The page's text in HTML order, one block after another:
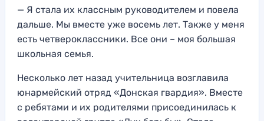
— Я стала их классным руководителем и повела
дальше. Мы вместе уже восемь лет. Также у меня
есть четвероклассники. Все они – моя большая
школьная семья.
Несколько лет назад учительница возглавила
юнармейский отряд «Донская гвардия». Вместе
с ребятами и их родителями присоединилась к